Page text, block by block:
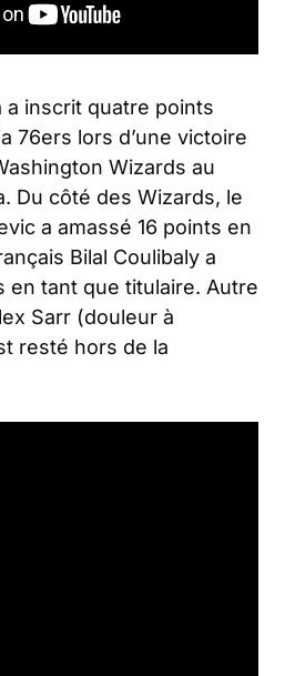
a inscrit quatre points
76ers lors d’une victoire
Wizards au
Du côté des Wizards, le
a amassé 16 points en
Bilal Coulibaly a
en tant que titulaire. Autre
Sarr (douleur à
resté hors de la